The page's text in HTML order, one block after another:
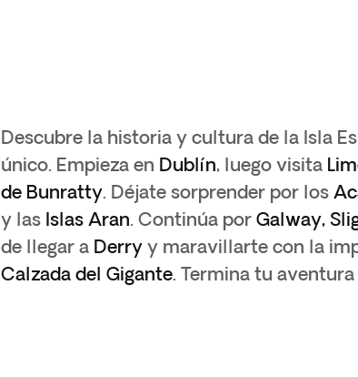
Descubre la historia y cultura de la Isla
único. Empieza en Dublín, luego visita
de Bunratty. Déjate sorprender por los
y las Islas Aran. Continúa por Galway,
de llegar a Derry y maravillarte con la
Calzada del Gigante. Termina tu aventura